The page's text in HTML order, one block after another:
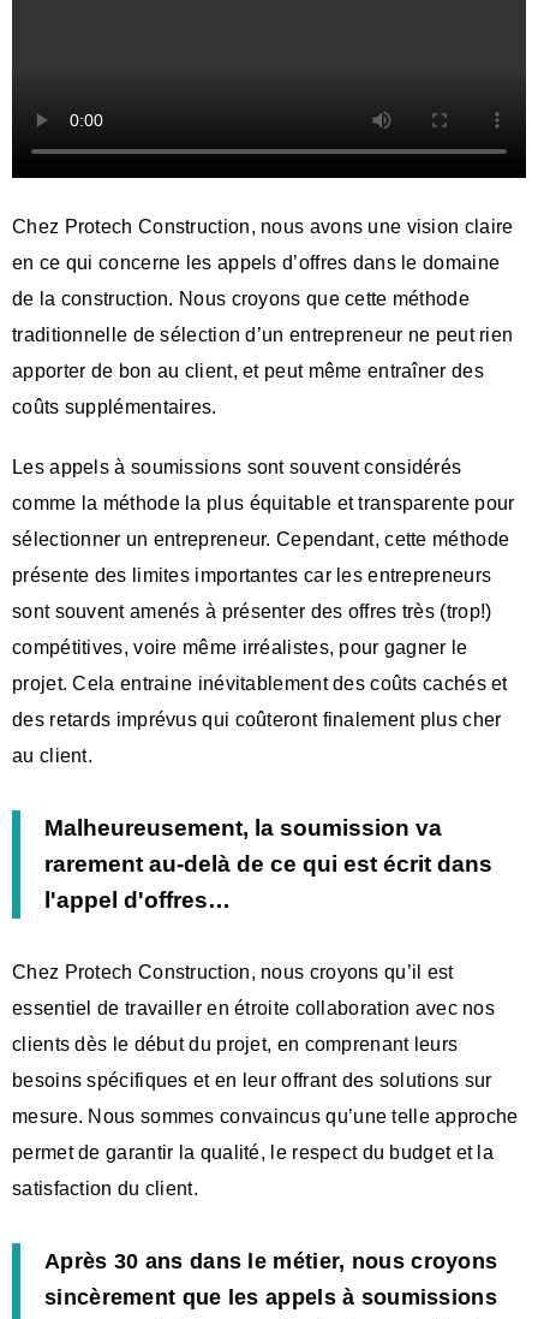
Chez Protech Construction, nous avons une vision claire
en ce qui concerne les appels d’offres dans le domaine
de la construction. Nous croyons que cette méthode
traditionnelle de sélection d’un entrepreneur ne peut rien
apporter de bon au client, et peut même entraîner des
coûts supplémentaires.
Les appels à soumissions sont souvent considérés
comme la méthode la plus équitable et transparente pour
sélectionner un entrepreneur. Cependant, cette méthode
présente des limites importantes car les entrepreneurs
sont souvent amenés à présenter des offres très (trop!)
compétitives, voire même irréalistes, pour gagner le
projet. Cela entraine inévitablement des coûts cachés et
des retards imprévus qui coûteront finalement plus cher
au client.
Malheureusement, la soumission va
rarement au-delà de ce qui est écrit dans
l'appel d'offres…
Chez Protech Construction, nous croyons qu’il est
essentiel de travailler en étroite collaboration avec nos
clients dès le début du projet, en comprenant leurs
besoins spécifiques et en leur offrant des solutions sur
mesure. Nous sommes convaincus qu’une telle approche
permet de garantir la qualité, le respect du budget et la
satisfaction du client.
Après 30 ans dans le métier, nous croyons
sincèrement que les appels à soumissions